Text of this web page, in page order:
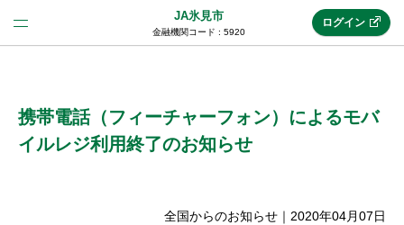
JA氷見市
金融機関コード : 5920
(法人JAネットバンク)
ログイン
携帯電話（フィーチャーフォン）によるモバ
イルレジ利用終了のお知らせ
全国からのお知らせ ｜ 2020年04月07日